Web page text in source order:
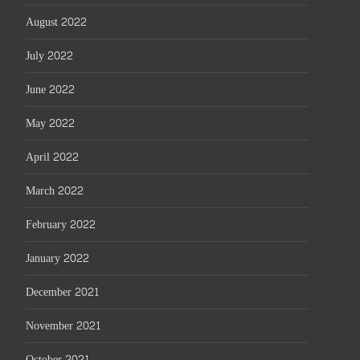
August 2022
July 2022
June 2022
May 2022
April 2022
March 2022
February 2022
January 2022
December 2021
November 2021